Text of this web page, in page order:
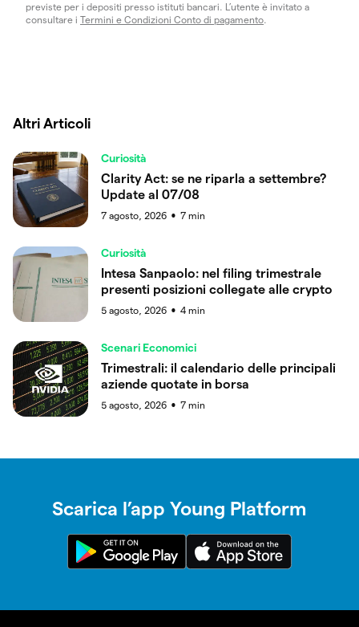
previste per i depositi presso istituti bancari. L’utente è invitato a
consultare i Termini e Condizioni Conto di pagamento.
Altri Articoli
Curiosità
Clarity Act: se ne riparla a settembre?
Update al 07/08
7 agosto, 2026 ● 7 min
Curiosità
Intesa Sanpaolo: nel filing trimestrale
presenti posizioni collegate alle crypto
5 agosto, 2026 ● 4 min
Scenari Economici
Trimestrali: il calendario delle principali
aziende quotate in borsa
5 agosto, 2026 ● 7 min
Scarica l’app Young Platform